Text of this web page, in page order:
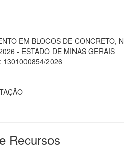
EM BLOCOS DE CONCRETO,
- ESTADO DE MINAS GERAIS
1301000854/2026
Recursos